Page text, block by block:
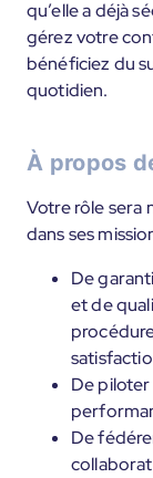
qu’elle a déjà
gérez votre
bénéficiez du
quotidien.
À propos
Votre rôle sera
dans ses
De
et de
De
De